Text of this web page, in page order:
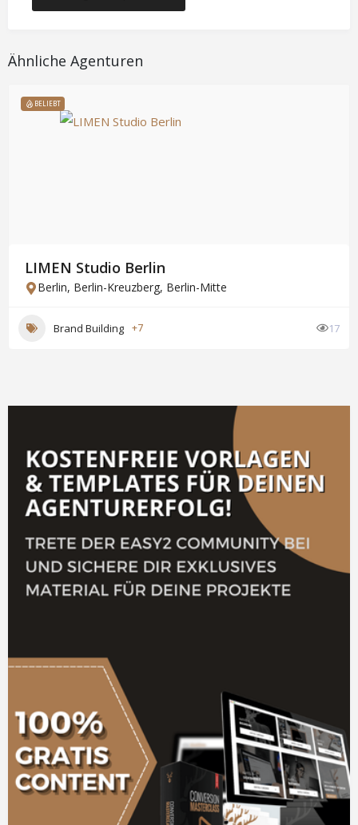
Ähnliche Agenturen
BELIEBT
LIMEN Studio Berlin
Berlin, Berlin-Kreuzberg, Berlin-Mitte
Brand Building +7 17